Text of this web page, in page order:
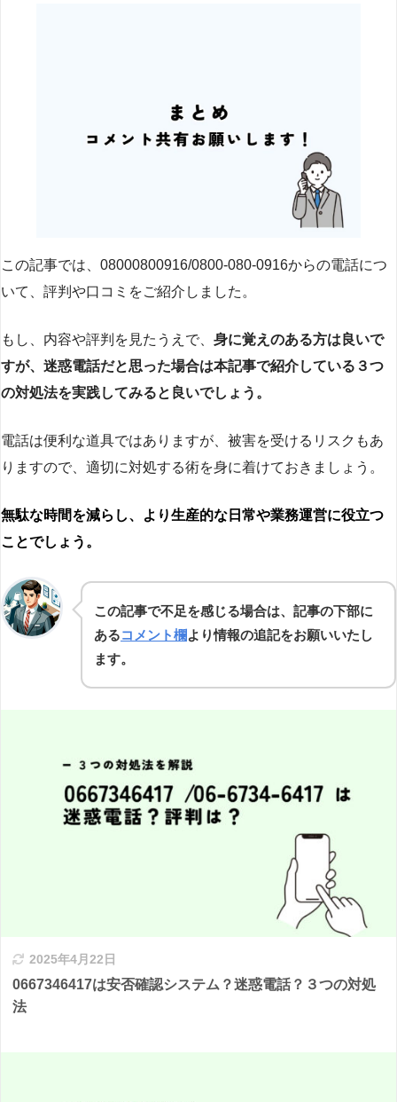
この記事では、08000800916/0800-080-0916からの電話につ
いて、評判や口コミをご紹介しました。
もし、内容や評判を見たうえで、 身に覚えのある方は良いで
すが、迷惑電話だと思った場合は本記事で紹介している３つ
の対処法を実践してみると良いでしょう。
電話は便利な道具ではありますが、被害を受けるリスクもあ
りますので、適切に対処する術を身に着けておきましょう。
無駄な時間を減らし、より生産的な日常や業務運営に役立つ
ことでしょう。
この記事で不足を感じる場合は、記事の下部に
あるコメント欄より情報の追記をお願いいたし
ます。
2025年4月22日
0667346417は安否確認システム？迷惑電話？３つの対処
法